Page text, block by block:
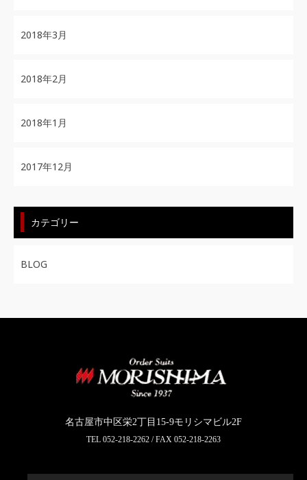
2018年3月
2018年2月
2018年1月
2017年12月
カテゴリー
BLOG
名古屋市中区栄2丁目15-9モリシマビル2F
TEL 052-218-2262 / FAX 052-218-2263